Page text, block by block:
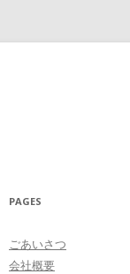
PAGES
ごあいさつ
会社概要